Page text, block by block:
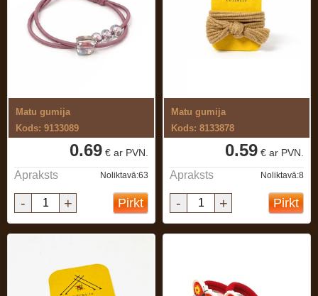
Matu gumija
Kods: 9133089
0.69 € ar PVN.
Apraksts Noliktavā:63
- + Pirkt
Matu gumija
Kods: 8133878
0.59 € ar PVN.
Apraksts Noliktavā:8
- + Pirkt